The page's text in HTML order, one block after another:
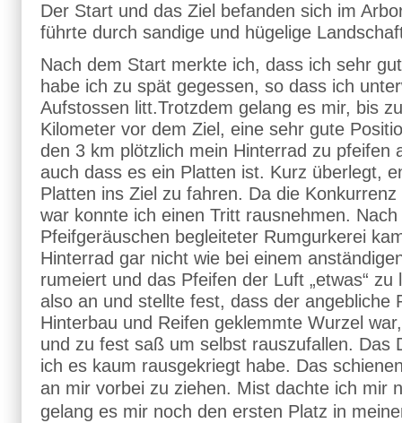
Der Start und das Ziel befanden sich im
führte durch sandige und hügelige
Nach dem Start merkte ich, dass ich sehr
habe ich zu spät gegessen, so dass ich
Aufstossen litt.Trotzdem gelang es mir, bis
Kilometer vor dem Ziel, eine sehr gute
den 3 km plötzlich mein Hinterrad zu pfeifen
auch dass es ein Platten ist. Kurz überlegt,
Platten ins Ziel zu fahren. Da die
war konnte ich einen Tritt rausnehmen.
Pfeifgeräuschen begleiteter Rumgurkerei
Hinterrad gar nicht wie bei einem
rumeiert und das Pfeifen der Luft „etwas“
also an und stellte fest, dass der angebliche
Hinterbau und Reifen geklemmte Wurzel
und zu fest saß um selbst rauszufallen. Das
ich es kaum rausgekriegt habe. Das
an mir vorbei zu ziehen. Mist dachte ich mir
gelang es mir noch den ersten Platz in